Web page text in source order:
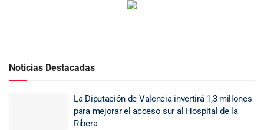
Noticias Destacadas
La Diputación de Valencia invertirá 1,3 millones
para mejorar el acceso sur al Hospital de la
Ribera